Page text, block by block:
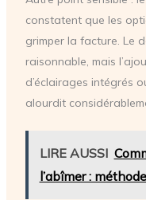
constatent que les
grimper la facture. Le
raisonnable, mais
d’éclairages intégrés
alourdit
LIRE AUSSI
l’abîmer :